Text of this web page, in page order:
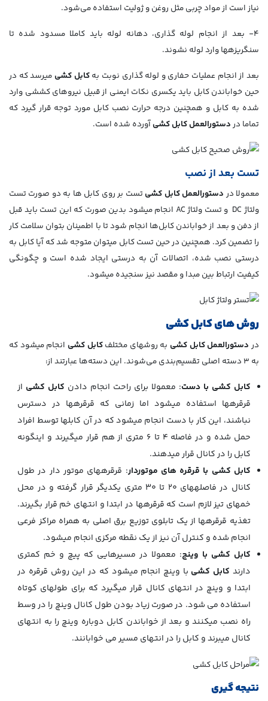
نیاز است از مواد چربی مثل روغن و ژولیت استفاده می‌شود.
4- بعد از انجام لوله گذاری، دهانه لوله باید کاملا مسدود شده تا
سنگریزه­ها وارد لوله نشوند.
بعد از انجام عملیات حفاری و لوله گذاری نوبت بهکابل کشی می­رسد که در
حین خواباندن کابل باید یکسری نکات ایمنی از قبیل نیروهای کششی وارد
شده به کابل و همچنین درجه حرارت نصب کابل مورد توجه قرار گیرد که
تماما دردستورالعمل کابل کشیآورده شده است.
تست بعد از نصب
معمولا در دستورالعمل کابل کشی تست بر روی کابل­ ها به دو صورت تست
ولتاژ DC و تست ولتاژ AC انجام می­شود بدین صورت که این تست باید قبل
از دفن و بعد از خواباندن کابل‌ها انجام شود تا با اطمینان بتوان سلامت کار
را تضمین کرد. همچنین در حین تست کابل می­توان متوجه شد که آیا کابل به
درستی نصب شده، اتصالات آن به درستی ایجاد شده است و چگونگی
کیفیت ارتباط بین مبدا و مقصد نیز سنجیده می­شود.
روش ­های کابل کشی
در دستورالعمل کابل کشی به روش­های مختلفکابل کشی انجام می­شود که
به 3 دسته اصلی تقسیم‌بندی می‌شوند. این دسته‌ها عبارتند از:
کابل کشی با دست: معمولا برای راحت انجام دادن کابل کشی از
قرقره­ها استفاده می­شود اما زمانی که قرقره­ها در دسترس
نباشند، این کار با دست انجام می­شود که در آن کابل­ها توسط افراد
حمل شده و در فاصله 4 تا 6 متری از هم قرار می­گیرند و اینگونه
کابل را در کانال قرار می­دهند.
کابل کشی با قرقره ­های موتوردار: قرقره­های موتور دار در طول
کانال در فاصله­های 20 تا 30 متری یکدیگر قرار گرفته و در محل
خم­های تیز لازم است که قرقره­ها در ابتدا و انتهای خم قرار بگیرند.
تغذیه قرقره­ها از یک تابلوی توزیع برق اصلی به همراه مراکز فرعی
انجام شده و کنترل آن نیز از یک نقطه مرکزی انجام می­شود.
کابل کشی با وینچ: معمولا در مسیرهایی که پیچ و خم کمتری
دارند کابل کشی با وینچ انجام می­شود که در این روش قرقره در
ابتدا و وینچ در انتهای کانال قرار می­گیرد که برای طول­های کوتاه
استفاده می­ شود. در صورت زیاد بودن طول کانال وینچ را در وسط
راه نصب می­کنند و بعد از خواباندن کابل دوباره وینچ را به انتهای
کانال می­برند و کابل را در انتهای مسیر می­ خوابانند.
نتیجه گیری